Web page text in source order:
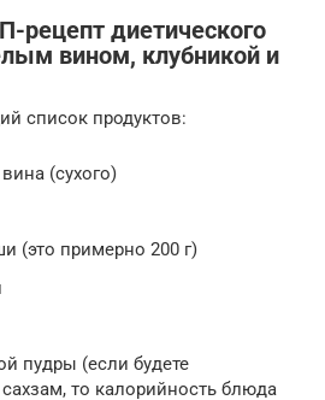
рецепт диетического
вином, клубникой и
список продуктов:
(сухого)
(это примерно 200 г)
пудры (если будете
то калорийность блюда